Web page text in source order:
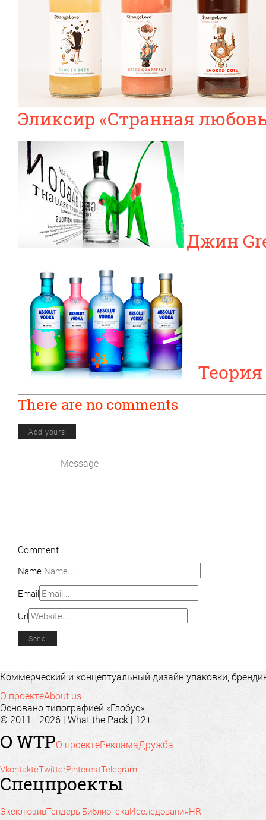
Эликсир «Странная
Джин
There are no comments
Add yours
Comment
Name
Email
Url
Коммерческий и концептуальный дизайн упаковки,
О проектеAbout us
Основано типографией «Глобус»
© 2011—2026 | What the Pack | 12+
О WTPО проектеРекламаДружба
VkontakteTwitterPinterestTelegram
Спецпроекты
ЭксклюзивТендерыБиблиотекаИсследованияHR